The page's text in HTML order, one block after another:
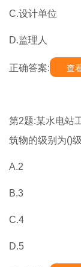
C.设计单位
D.监理人
正确答案: 查
第2题:某水电站
筑物的级别为()级
A.2
B.3
C.4
D.5